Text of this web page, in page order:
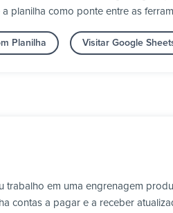
planilha como ponte entre as
Planilha Visitar Google
trabalho em uma engrenagem
contas a pagar e a receber